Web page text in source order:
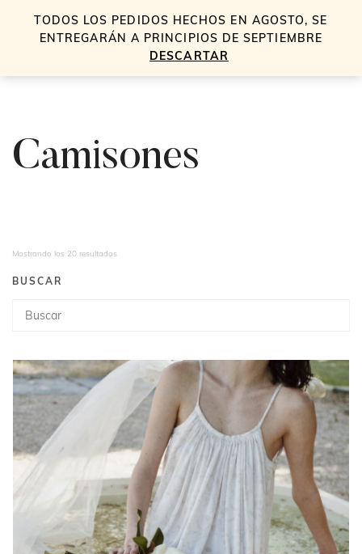
Camisones
Mostrando los 20 resultados
BUSCAR
Búsqueda
TODOS LOS PEDIDOS HECHOS EN AGOSTO, SE
ENTREGARÁN A PRINCIPIOS DE SEPTIEMBRE
DESCARTAR